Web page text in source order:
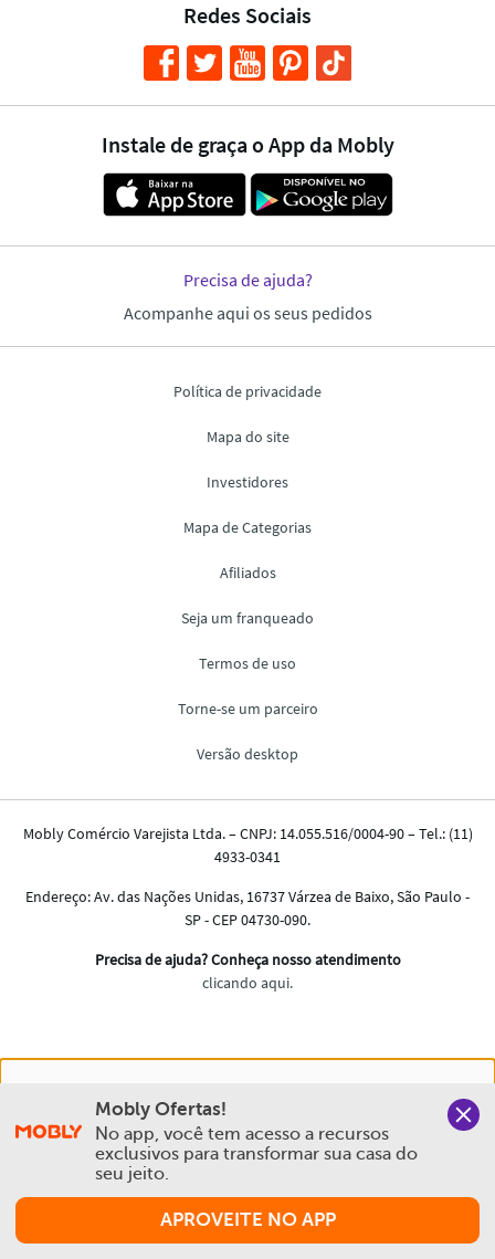
Comprar
experiência na Mobly. Quando você navega no nosso site,
aceita esta condição
Política de Privacidade e Cookies
Mobly Ofertas!
No app, você tem acesso a recursos
exclusivos para transformar sua casa do
seu jeito.
APROVEITE NO APP